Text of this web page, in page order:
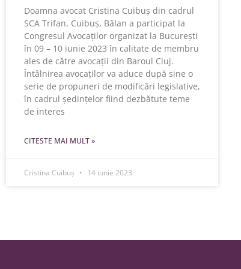
Doamna avocat Cristina Cuibuș din cadrul
SCA Trifan, Cuibuș, Bălan a participat la
Congresul Avocaților organizat la București
în 09 – 10 iunie 2023 în calitate de membru
ales de către avocații din Baroul Cluj.
Întâlnirea avocaților va aduce după sine o
serie de propuneri de modificări legislative,
în cadrul ședințelor fiind dezbătute teme
de interes
CITESTE MAI MULT »
Cristina Cuibuș 14 iunie 2023